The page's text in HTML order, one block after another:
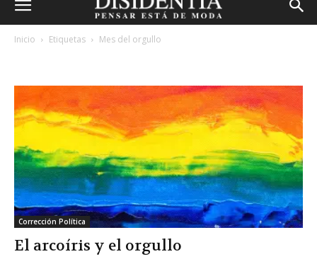
Inicio Etiquetas Mes del orgullo
Corrección Política
El arcoíris y el orgullo